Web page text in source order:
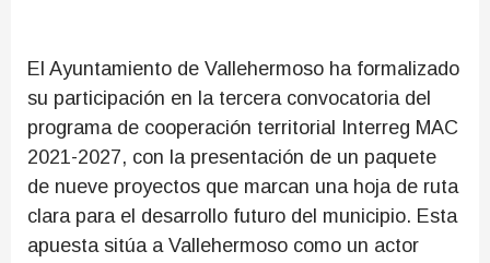
El Ayuntamiento de Vallehermoso ha formalizado
su participación en la tercera convocatoria del
programa de cooperación territorial Interreg MAC
2021-2027, con la presentación de un paquete
de nueve proyectos que marcan una hoja de ruta
clara para el desarrollo futuro del municipio. Esta
apuesta sitúa a Vallehermoso como un actor